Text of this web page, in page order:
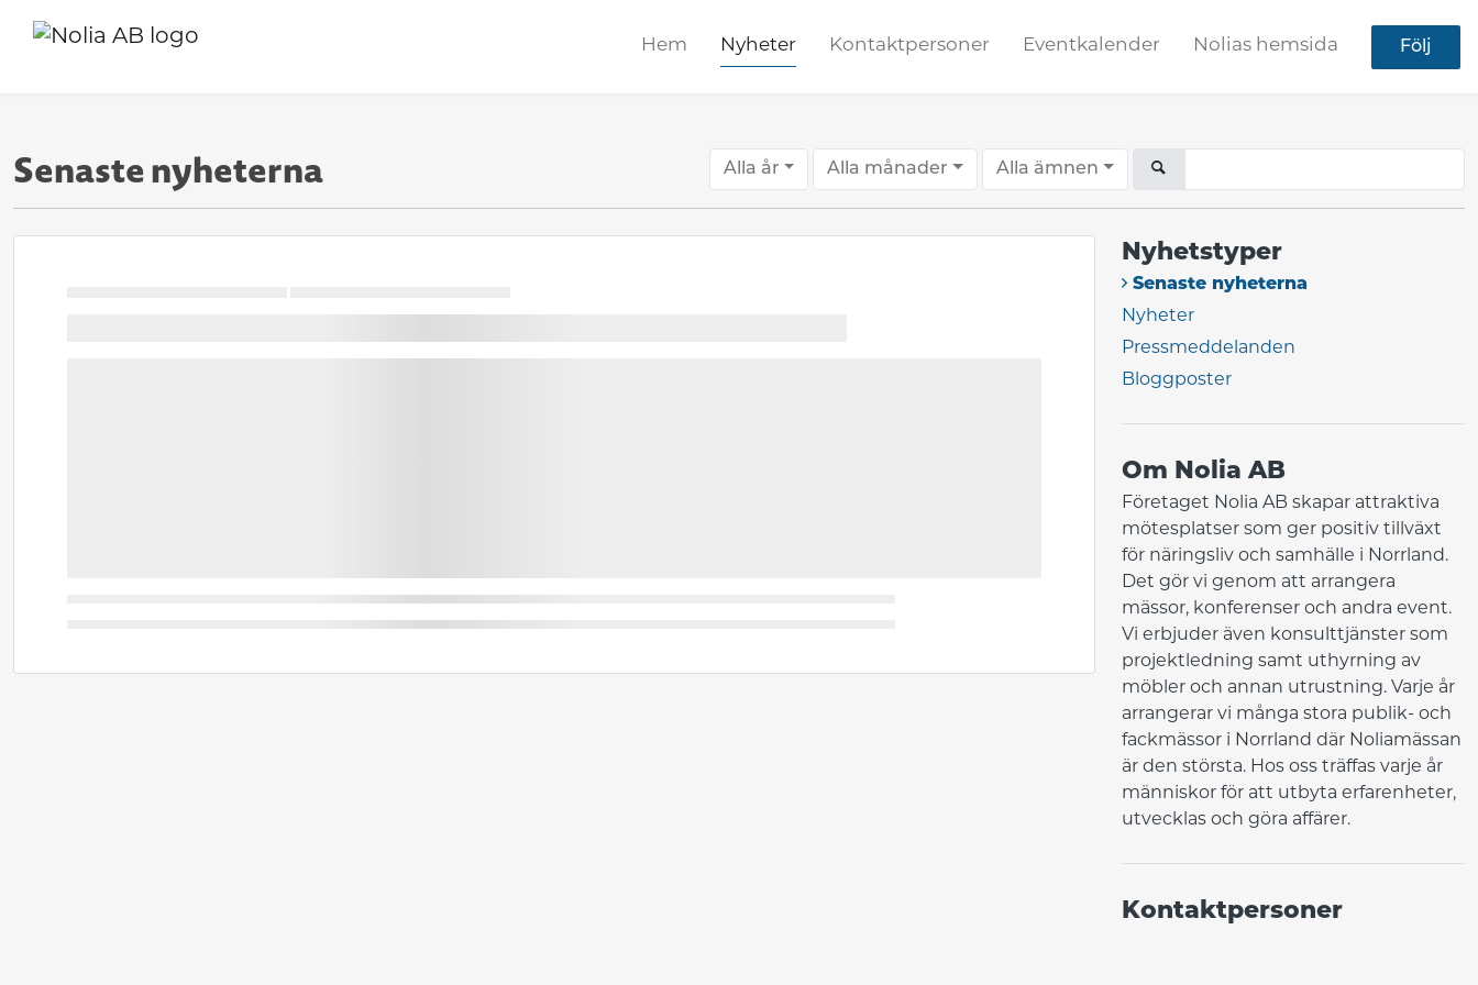
Hem Nyheter Kontaktpersoner Eventkalender Nolias hemsida Följ
Senaste nyheterna Alla år Alla månader Alla ämnen
Nyhetstyper
Senaste nyheterna
Nyheter
Pressmeddelanden
Bloggposter
Om Nolia AB
Företaget Nolia AB skapar attraktiva
mötesplatser som ger positiv tillväxt
för näringsliv och samhälle i Norrland.
Det gör vi genom att arrangera
mässor, konferenser och andra event.
Vi erbjuder även konsulttjänster som
projektledning samt uthyrning av
möbler och annan utrustning. Varje år
arrangerar vi många stora publik- och
fackmässor i Norrland där Noliamässan
är den största. Hos oss träffas varje år
människor för att utbyta erfarenheter,
utvecklas och göra affärer.
Kontaktpersoner